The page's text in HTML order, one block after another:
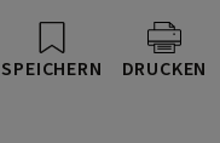
SPEICHERN DRUCKEN